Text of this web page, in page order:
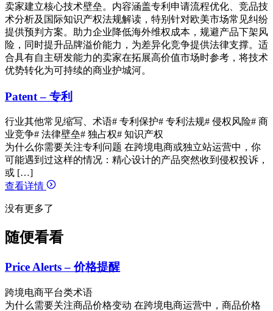
卖家建立核心技术壁垒。内容涵盖专利申请流程优化、竞品技
术分析及国际知识产权法规解读，特别针对欧美市场常见纠纷
提供预判方案。助力企业降低海外维权成本，规避产品下架风
险，同时提升品牌溢价能力，为差异化竞争提供法律支撑。适
合具有自主研发能力的卖家在拓展高价值市场时参考，将技术
优势转化为可持续的商业护城河。
Patent – 专利
行业其他常见缩写、术语# 专利保护# 专利法规# 侵权风险# 商
业竞争# 法律壁垒# 独占权# 知识产权
为什么你需要关注专利问题 在跨境电商或独立站运营中，你
可能遇到过这样的情况：精心设计的产品突然收到侵权投诉，
或 […]
查看详情
没有更多了
随便看看
Price Alerts – 价格提醒
跨境电商平台类术语
为什么需要关注商品价格变动 在跨境电商运营中，商品价格